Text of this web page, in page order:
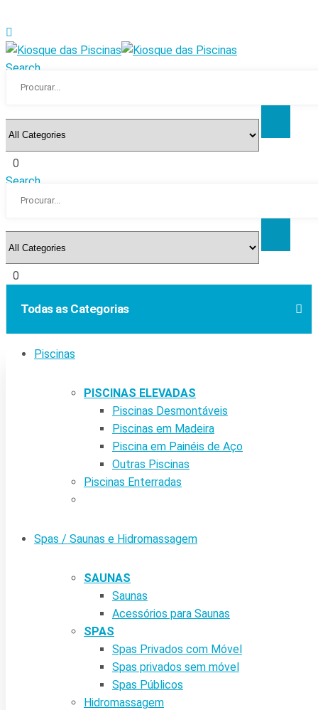
Search
0
Search
0
Todas as Categorias
Piscinas
PISCINAS ELEVADAS
Piscinas Desmontáveis
Piscinas em Madeira
Piscina em Painéis de Aço
Outras Piscinas
Piscinas Enterradas
Spas / Saunas e Hidromassagem
SAUNAS
Saunas
Acessórios para Saunas
SPAS
Spas Privados com Móvel
Spas privados sem móvel
Spas Públicos
Hidromassagem